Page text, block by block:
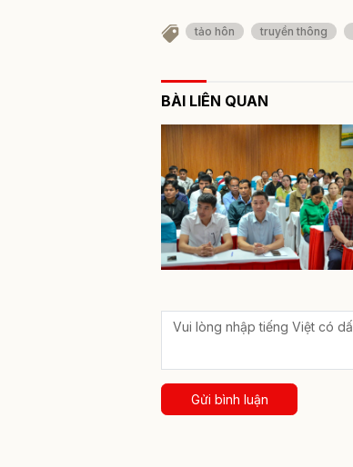
tảo hôn truyền thông
BÀI LIÊN QUAN
Gửi bình luận